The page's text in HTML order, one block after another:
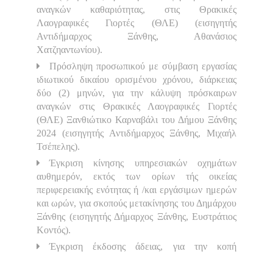
αναγκών καθαριότητας, στις Θρακικές
Λαογραφικές Γιορτές (ΘΛΕ) (εισηγητής
Αντιδήμαρχος Ξάνθης, Αθανάσιος
Χατζηαντωνίου).
Πρόσληψη προσωπικού με σύμβαση εργασίας
ιδιωτικού δικαίου ορισμένου χρόνου, διάρκειας
δύο (2) μηνών, για την κάλυψη πρόσκαιρων
αναγκών στις Θρακικές Λαογραφικές Γιορτές
(ΘΛΕ) Ξανθιώτικο Καρναβάλι του Δήμου Ξάνθης
2024 (εισηγητής Αντιδήμαρχος Ξάνθης, Μιχαήλ
Τσέπελης).
Έγκριση κίνησης υπηρεσιακών οχημάτων
αυθημερόν, εκτός των ορίων τής οικείας
περιφερειακής ενότητας ή /και εργάσιμων ημερών
και ωρών, για σκοπούς μετακίνησης του Δημάρχου
Ξάνθης (εισηγητής Δήμαρχος Ξάνθης, Ευστράτιος
Κοντός).
Έγκριση έκδοσης άδειας, για την κοπή